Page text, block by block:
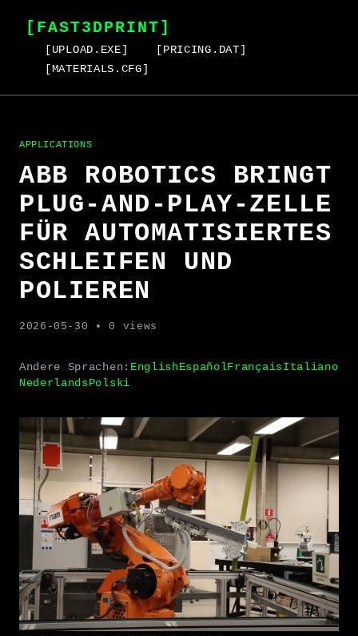
[FAST3DPRINT]
[UPLOAD.EXE]
[PRICING.DAT]
[MATERIALS.CFG]
APPLICATIONS
ABB ROBOTICS BRINGT
PLUG-AND-PLAY-ZELLE
FÜR AUTOMATISIERTES
SCHLEIFEN UND
POLIEREN
2026-05-30 • 0 views
Andere Sprachen: EnglishEspañolFrançaisItaliano
NederlandsPolski